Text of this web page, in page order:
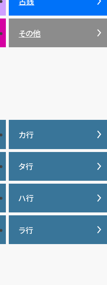
パール
サンゴ
ヒスイ
その他
カ行
カナダグース
カルティエ
グッチ
クロムハーツ
ケイト・スペード
タ行
タグ・ホイヤー
ディオール
ティファニー
ハ行
バーバリー
バカラ
ラ行